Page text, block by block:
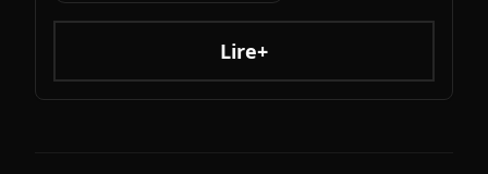
Lire+